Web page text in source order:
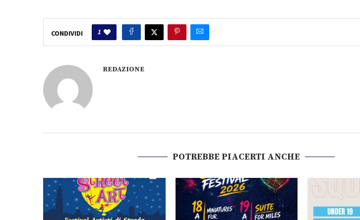
CONDIVIDI 1
REDAZIONE
POTREBBE PIACERTI ANCHE